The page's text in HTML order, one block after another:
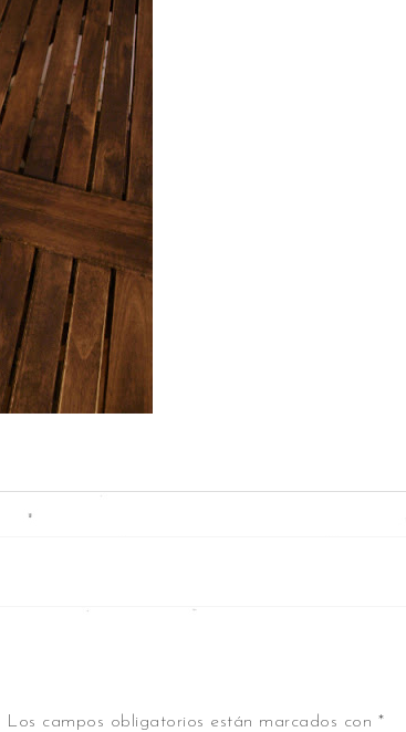
Los campos obligatorios están marcados con *